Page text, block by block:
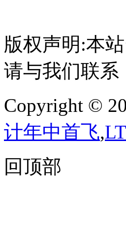
版权声明:本
请与我们联系
Copyright ©
计年中首飞,
回顶部